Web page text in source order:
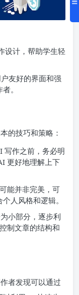
设计，帮助学生轻
友好的界面和强
。
的技巧和策略：
写作之前，务必明
更好地理解上下
能并非完美，可
人风格和逻辑。
小部分，逐步利
制文章的结构和
者发现可以通过